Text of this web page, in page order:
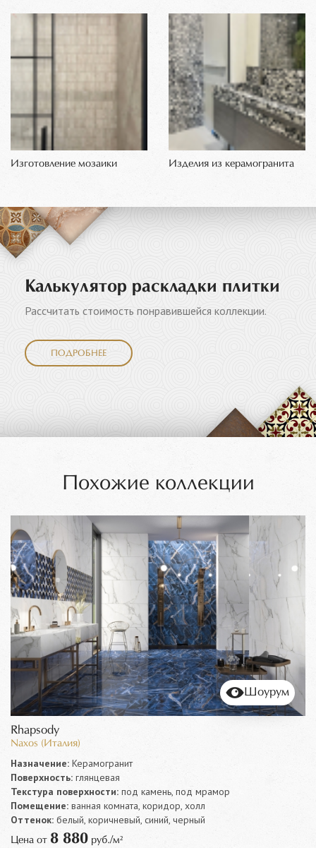
Изготовление мозаики Изделия из керамогранита
Калькулятор раскладки плитки
Рассчитать стоимость понравившейся коллекции.
ПОДРОБНЕЕ
Похожие коллекции
Шоурум
Rhapsody
Naxos (Италия)
Назначение: Керамогранит
Поверхность: глянцевая
Текстура поверхности: под камень, под мрамор
Помещение: ванная комната, коридор, холл
Оттенок: белый, коричневый, синий, черный
Цена от 8 880 руб./м²